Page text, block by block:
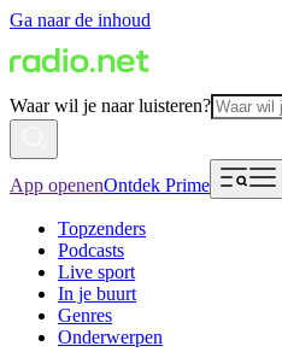
Ga naar de inhoud
Waar wil je naar luisteren?
App openenOntdek Prime
Topzenders
Podcasts
Live sport
In je buurt
Genres
Onderwerpen